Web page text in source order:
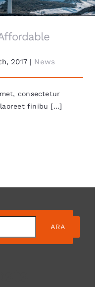
2017 | News
consectetur
finibu [...]
ARA